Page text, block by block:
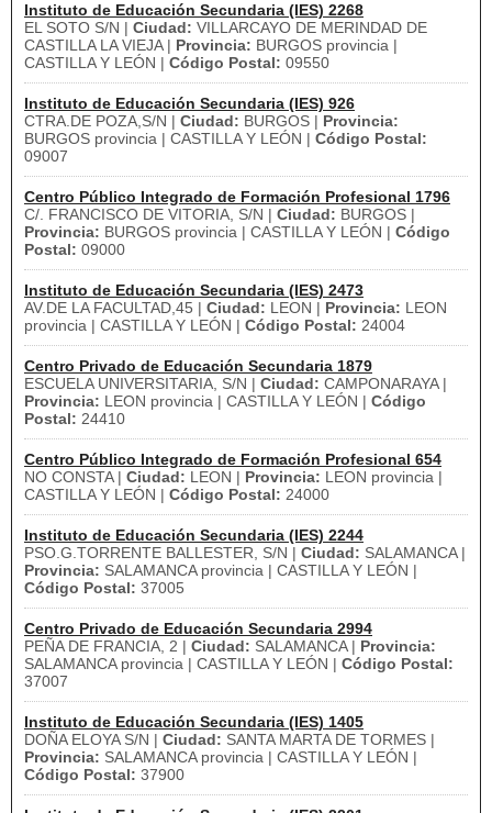
Instituto de Educación Secundaria (IES) 2268
EL SOTO S/N | Ciudad: VILLARCAYO DE MERINDAD DE
CASTILLA LA VIEJA | Provincia: BURGOS provincia |
CASTILLA Y LEÓN | Código Postal: 09550
Instituto de Educación Secundaria (IES) 926
CTRA.DE POZA,S/N | Ciudad: BURGOS | Provincia:
BURGOS provincia | CASTILLA Y LEÓN | Código Postal:
09007
Centro Público Integrado de Formación Profesional 1796
C/. FRANCISCO DE VITORIA, S/N | Ciudad: BURGOS |
Provincia: BURGOS provincia | CASTILLA Y LEÓN | Código
Postal: 09000
Instituto de Educación Secundaria (IES) 2473
AV.DE LA FACULTAD,45 | Ciudad: LEON | Provincia: LEON
provincia | CASTILLA Y LEÓN | Código Postal: 24004
Centro Privado de Educación Secundaria 1879
ESCUELA UNIVERSITARIA, S/N | Ciudad: CAMPONARAYA |
Provincia: LEON provincia | CASTILLA Y LEÓN | Código
Postal: 24410
Centro Público Integrado de Formación Profesional 654
NO CONSTA | Ciudad: LEON | Provincia: LEON provincia |
CASTILLA Y LEÓN | Código Postal: 24000
Instituto de Educación Secundaria (IES) 2244
PSO.G.TORRENTE BALLESTER, S/N | Ciudad: SALAMANCA |
Provincia: SALAMANCA provincia | CASTILLA Y LEÓN |
Código Postal: 37005
Centro Privado de Educación Secundaria 2994
PEÑA DE FRANCIA, 2 | Ciudad: SALAMANCA | Provincia:
SALAMANCA provincia | CASTILLA Y LEÓN | Código Postal:
37007
Instituto de Educación Secundaria (IES) 1405
DOÑA ELOYA S/N | Ciudad: SANTA MARTA DE TORMES |
Provincia: SALAMANCA provincia | CASTILLA Y LEÓN |
Código Postal: 37900